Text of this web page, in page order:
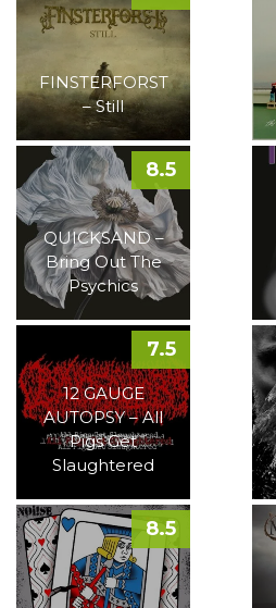
FINSTERFORST
– Still
QUICKSAND –
Bring Out The
Psychics
8.5
12 GAUGE
AUTOPSY – All
Pigs Get
Slaughtered
7.5
8.5